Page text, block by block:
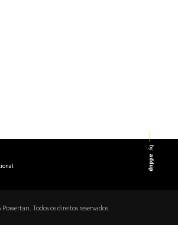
by
addup
Todos os direitos reservados.